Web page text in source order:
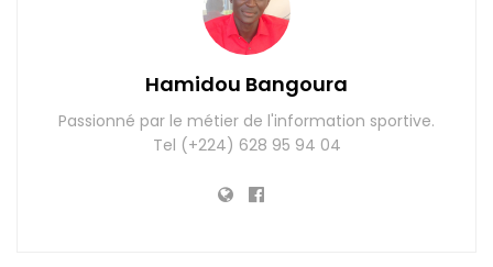
Hamidou Bangoura
Passionné par le métier de l'information sportive.
Tel (+224) 628 95 94 04